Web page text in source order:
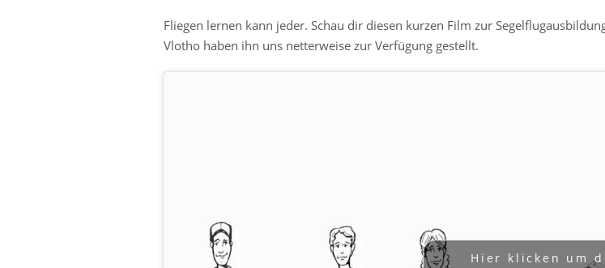
Fliegen lernen kann jeder. Schau dir diesen kurzen Film zur
Vlotho haben ihn uns netterweise zur Verfügung gestellt.
Hier klicken um